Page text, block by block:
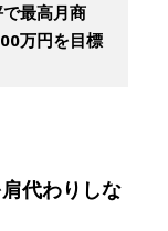
最高月商
万円を目標
代わりしな